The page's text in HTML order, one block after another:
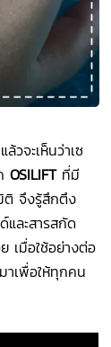
วจะเห็นว่าเซ
OSILIFTที่มี
ติ จึงรู้สึกตึง
และสารสกัด
เมื่อใช้อย่างต่อ
าเพื่อให้ทุกคน